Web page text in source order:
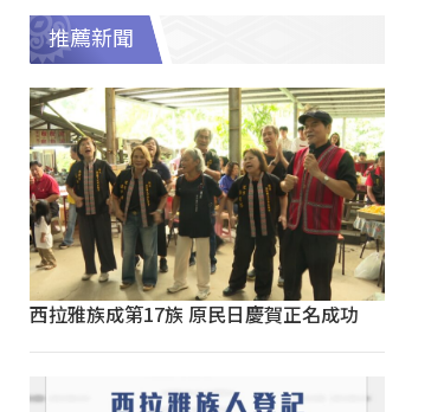
推薦新聞
西拉雅族成第17族 原民日慶賀正名成功